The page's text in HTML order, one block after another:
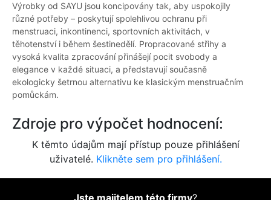
Výrobky od SAYU jsou koncipovány tak, aby uspokojily
různé potřeby – poskytují spolehlivou ochranu při
menstruaci, inkontinenci, sportovních aktivitách, v
těhotenství i během šestinedělí. Propracované střihy a
vysoká kvalita zpracování přinášejí pocit svobody a
elegance v každé situaci, a představují současně
ekologicky šetrnou alternativu ke klasickým menstruačním
pomůckám.
Zdroje pro výpočet hodnocení:
K těmto údajům mají přístup pouze přihlášení
uživatelé. Klikněte sem pro přihlášení.